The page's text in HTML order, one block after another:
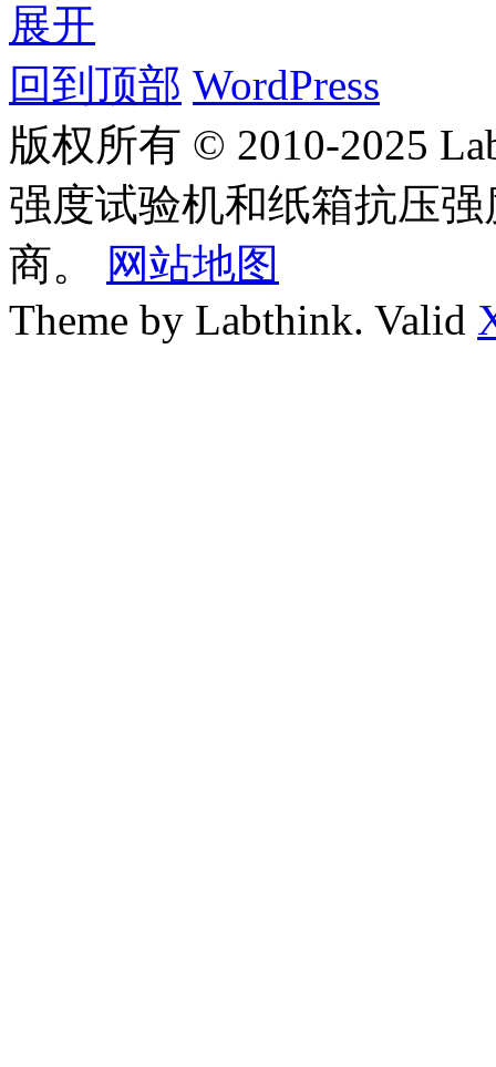
展开
回到顶部 WordPress
版权所有 © 2010-2025
强度试验机和纸箱抗压
商。
网站地图
Theme by Labthink. Valid